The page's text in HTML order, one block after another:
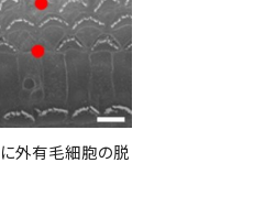
外有毛細胞の脱